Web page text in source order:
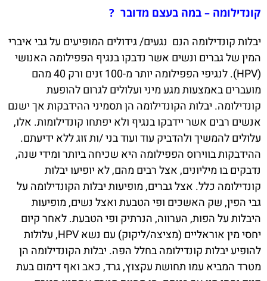
קונדילומה – במה בעצם מדובר ?
יבלות קונדילומה הנם נגעים/ גידולים המופיעים על גבי איברי
המין של גברים ונשים אשר נדבקו בנגיף הפפילומה האנושי
(HPV). לנגיפי הפפילומה יותר מ-100 זנים ורק 40 מהם
מועברים באמצעות מגע מיני ועלולים לגרום להופעת
קונדילומה. יבלות הקונדילומה הן תסמיני ההידבקות אך ישנם
אנשים רבים אשר יידבקו בנגיף ולא יפתחו קונדילומות. אלו,
עלולים להמשיך ולהדביק עוד ועוד בני /ות זוג ללא ידיעתם.
ההידבקות בווירוס הפפילומה היא שכיחה ביותר ומידי שנה,
נדבקים בו מיליונים, אצל רבים מהם, לא יופיעו יבלות
קונדילומה כלל. אצל גברים, מופיעות יבלות הקונדילומה על
גבי הפין, שק האשכים ופי הטבעת ואצל נשים, מופיעות
היבלות על הפות, הערווה, הנרתיק ופי הטבעת. לאחר קיום
יחסי מין אוראליים (מציצה/ליקוק) עם נשא HPV, עלולות
להופיע יבלות קונדילומה בחלל הפה. יבלות הקונדילומה הן
מטרד המביא עמו תחושת עקצוץ, גרד, כאב ואף דימום בעת